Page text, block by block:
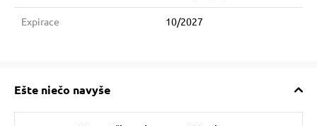
Expirace 10/2027
Ešte niečo navyše